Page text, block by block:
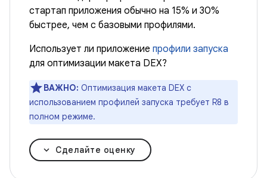
стартап приложения обычно на 15% и 30%
быстрее, чем с базовыми профилями.
Использует ли приложение профили запуска
для оптимизации макета DEX?
ВАЖНО: Оптимизация макета DEX с
использованием профилей запуска требует R8 в
полном режиме.
Сделайте оценку